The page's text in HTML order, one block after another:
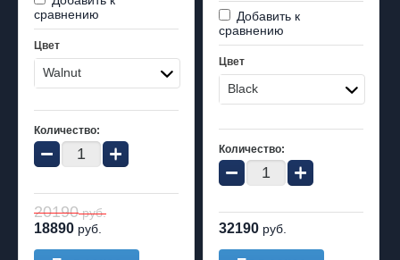
сравнению
Цвет
Walnut
Количество:
− +
20190руб.
18890 руб.
Добавить к
сравнению
Цвет
Black
Количество:
− +
32190 руб.